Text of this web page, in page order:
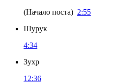
(Начало поста) 2:55
Шурук
4:34
Зухр
12:36